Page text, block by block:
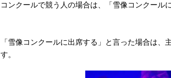
コンクールで競う人の場合は、「雪像コンクール
「雪像コンクールに出席する」と言った場合は
す。